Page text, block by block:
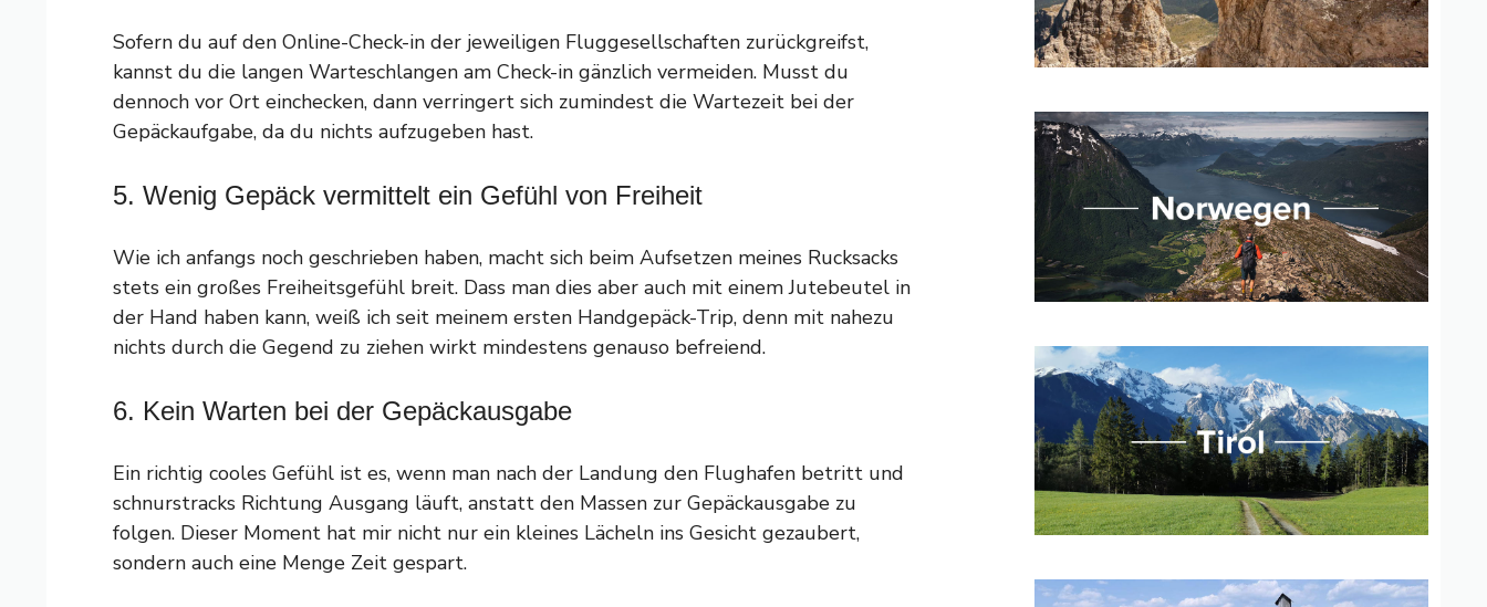
Sofern du auf den Online-Check-in der jeweiligen Fluggesellschaften zurückgreifst,
kannst du die langen Warteschlangen am Check-in gänzlich vermeiden. Musst du
dennoch vor Ort einchecken, dann verringert sich zumindest die Wartezeit bei der
Gepäckaufgabe, da du nichts aufzugeben hast.
5. Wenig Gepäck vermittelt ein Gefühl von Freiheit
Wie ich anfangs noch geschrieben haben, macht sich beim Aufsetzen meines Rucksacks
stets ein großes Freiheitsgefühl breit. Dass man dies aber auch mit einem Jutebeutel in
der Hand haben kann, weiß ich seit meinem ersten Handgepäck-Trip, denn mit nahezu
nichts durch die Gegend zu ziehen wirkt mindestens genauso befreiend.
6. Kein Warten bei der Gepäckausgabe
Ein richtig cooles Gefühl ist es, wenn man nach der Landung den Flughafen betritt und
schnurstracks Richtung Ausgang läuft, anstatt den Massen zur Gepäckausgabe zu
folgen. Dieser Moment hat mir nicht nur ein kleines Lächeln ins Gesicht gezaubert,
sondern auch eine Menge Zeit gespart.